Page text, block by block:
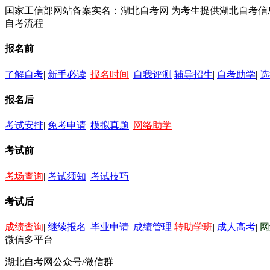
国家工信部网站备案实名：湖北自考网 为考生提供湖北自考
自考流程
报名前
了解自考| 新手必读| 报名时间| 自我评测 辅导招生| 自考助学|
报名后
考试安排| 免考申请| 模拟真题| 网络助学
考试前
考场查询| 考试须知| 考试技巧
考试后
成绩查询| 继续报名| 毕业申请| 成绩管理 转助学班| 成人高考|
微信多平台
湖北自考网公众号/微信群